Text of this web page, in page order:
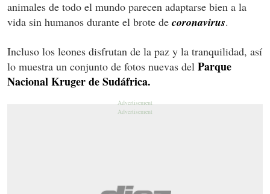
animales de todo el mundo parecen adaptarse bien a la
vida sin humanos durante el brote de coronavirus.
Incluso los leones disfrutan de la paz y la tranquilidad, así
lo muestra un conjunto de fotos nuevas del Parque
Nacional Kruger de Sudáfrica.